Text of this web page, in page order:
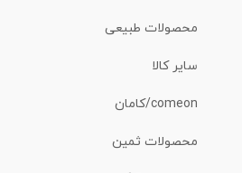
محصولات طبیعی
سایر کالا
comeon/کامان
محصولات ثمین